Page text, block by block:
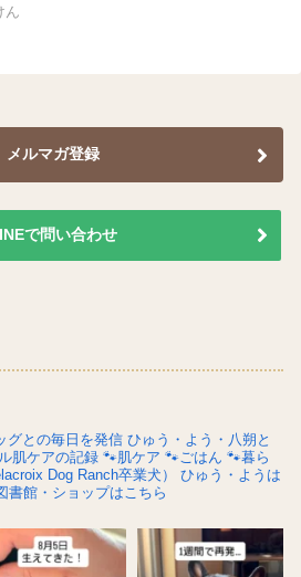
ん
メルマガ登録
で問い合わせ
グとの毎日を発信 ひゅう・よう・八朔と
肌ケアの記録 🐾肌ケア 🐾ごはん 🐾暮ら
Dog Ranch卒業犬）
ひゅう・ようは
書館・ショップはこちら